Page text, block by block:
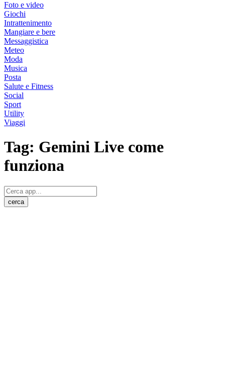
Foto e video
Giochi
Intrattenimento
Mangiare e bere
Messaggistica
Meteo
Moda
Musica
Posta
Salute e Fitness
Social
Sport
Utility
Viaggi
Tag: Gemini Live come
funziona